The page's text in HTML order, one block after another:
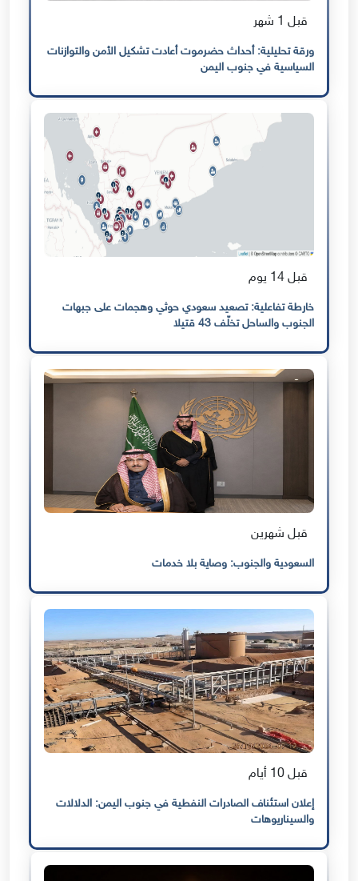
قبل 1 شهر
ورقة تحليلية: أحداث حضرموت أعادت تشكيل الأمن والتوازنات
السياسية في جنوب اليمن
قبل 14 يوم
خارطة تفاعلية: تصعيد سعودي حوثي وهجمات على جبهات
الجنوب والساحل تخلّف 43 قتيلا
قبل شهرين
السعودية والجنوب: وصاية بلا خدمات
قبل 10 أيام
إعلان استئناف الصادرات النفطية في جنوب اليمن: الدلالات
والسيناريوهات